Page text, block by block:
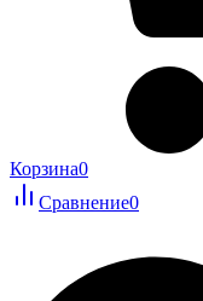
Корзина0
Сравнение0